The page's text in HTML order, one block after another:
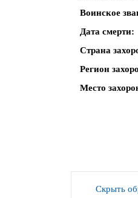
Воинское
Дата смерти
Страна
Регион
Место
Скрыть